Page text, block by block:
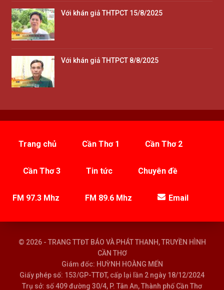
Với khán giả THTPCT 15/8/2025
Với khán giả THTPCT 8/8/2025
Trang chủ Cần Thơ 1 Cần Thơ 2
Cần Thơ 3 Tin tức Chuyên đề
FM 97.3 Mhz FM 89.6 Mhz Email
© 2026 - TRANG TTĐT BÁO VÀ PHÁT THANH, TRUYỀN HÌNH
CẦN THƠ
Giám đốc: HUỲNH HOÀNG MẾN
Giấy phép số: 153/GP-TTĐT, cấp lại lần 2 ngày 18/12/2024
Trụ sở: số 409 đường 30/4, P. Tân An, Thành phố Cần Thơ